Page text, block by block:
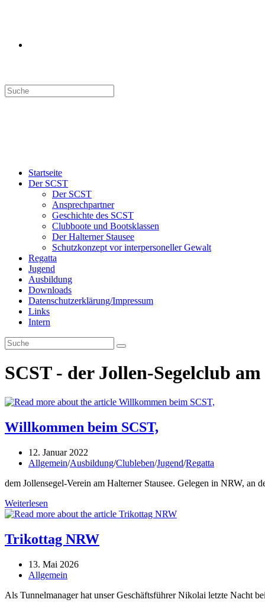
Search
this
Startseite
Der SCST
Der SCST
Ansprechpartner
Geschichte des SCST
Clubboote und Bootsklassen
Der Halterner Stausee
Schutzkonzept vor interpersoneller Gewalt
Regatta
Jugend
Ausbildung
Downloads
Datenschutzerklärung/Impressum
Links
Intern
SCST - der Jollen-Segelclub
Willkommen beim SCST,
Beitrag
veröffentlicht:
12. Januar 2022
Beitrags-
Allgemein/Ausbildung/Clubleben/Jugend/Regatta
dem Jollensegel-Verein am Halterner Stausee. Gelegen in NRW,
Weiterlesen
beim
Trikottag NRW
Beitrag
veröffentlicht:
13. Mai 2026
Beitrags-
Allgemein
Als Tunnelmanager hat unser Geschäftsführer Nikolai letzte Nacht